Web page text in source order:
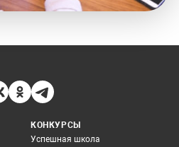
КОНКУРСЫ
Успешная школа